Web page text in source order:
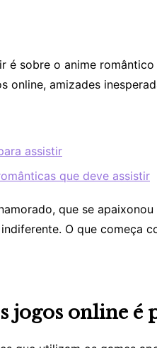
é sobre o anime romântico
online, amizades
assistir
que deve assistir
que se
O que começa
jogos online é